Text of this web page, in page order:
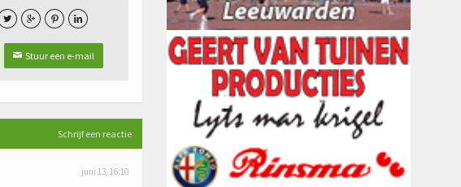
   
✉ Stuur een e-mail
Schrijf een reactie
juni 13, 16:10